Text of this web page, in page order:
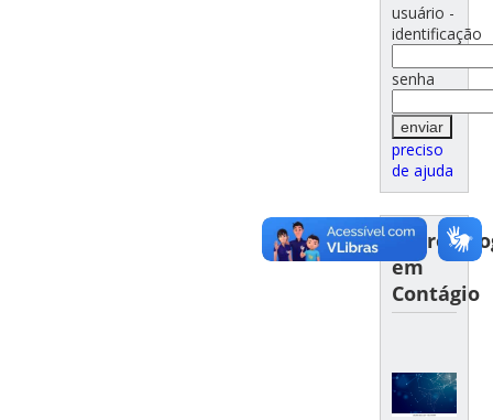
usuário -
identificação
senha
preciso
de ajuda
em
Contágio